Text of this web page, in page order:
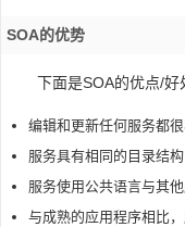
SOA的优势
下面是SOA的优点/好
编辑和更新任何服务都
服务具有相同的目录结
服务使用公共语言与其
与成熟的应用程序相比